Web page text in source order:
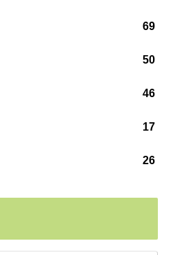
69
50
46
17
26